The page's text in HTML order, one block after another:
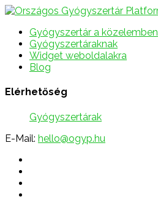
Gyógyszertár a közelemben
Gyógyszertáraknak
Widget weboldalakra
Blog
Elérhetőség
Gyógyszertárak
E-Mail: hello@ogyp.hu